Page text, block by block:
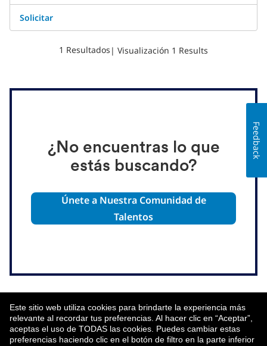
Este sitio web utiliza cookies para brindarte la experiencia más
relevante al recordar tus preferencias. Al hacer clic en “Aceptar”,
aceptas el uso de TODAS las cookies. Puedes cambiar estas
preferencias haciendo clic en el botón de filtro en la parte inferior
Solicitar
1 Resultados | Visualización 1 Results
¿No encuentras lo que
estás buscando?
Únete a Nuestra Comunidad de
Talentos
Feedback